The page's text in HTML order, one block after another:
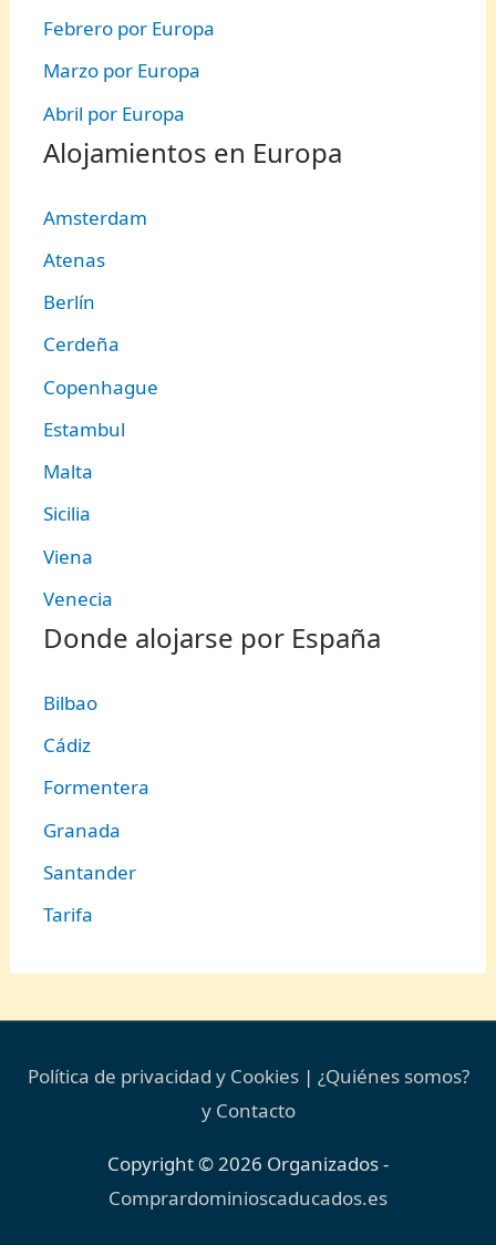
Febrero por Europa
Marzo por Europa
Abril por Europa
Alojamientos en Europa
Amsterdam
Atenas
Berlín
Cerdeña
Copenhague
Estambul
Malta
Sicilia
Viena
Venecia
Donde alojarse por España
Bilbao
Cádiz
Formentera
Granada
Santander
Tarifa
Política de privacidad y Cookies| ¿Quiénes somos?
y Contacto
Copyright © 2026 Organizados-
Comprardominioscaducados.es